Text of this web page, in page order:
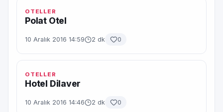
OTELLER
Polat Otel
10 Aralık 2016 14:59 2 dk 0
OTELLER
Hotel Dilaver
10 Aralık 2016 14:46 2 dk 0